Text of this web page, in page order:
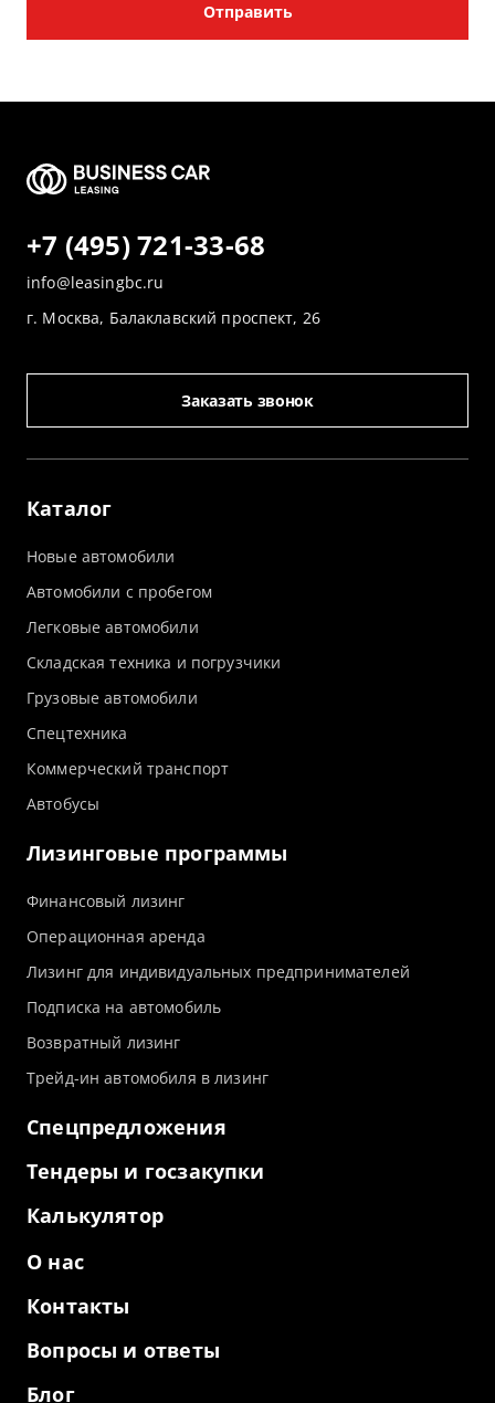
Отправить
Каталог
Новые автомобили
Автомобили с пробегом
Легковые автомобили
Складская техника и погрузчики
Грузовые автомобили
Спецтехника
Коммерческий транспорт
Автобусы
Лизинговые программы
Финансовый лизинг
Операционная аренда
Лизинг для индивидуальных предпринимателей
Подписка на автомобиль
Возвратный лизинг
Трейд-ин автомобиля в лизинг
Спецпредложения
Тендеры и госзакупки
Калькулятор
О нас
Контакты
Вопросы и ответы
Блог
+7 (495) 721-33-68
info@leasingbc.ru
г. Москва, Балаклавский проспект, 26
Заказать звонок